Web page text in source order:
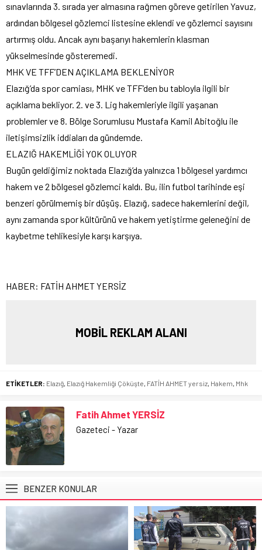
sınavlarında 3. sırada yer almasına rağmen göreve getirilen Yavuz,
ardından bölgesel gözlemci listesine eklendi ve gözlemci sayısını
artırmış oldu. Ancak aynı başarıyı hakemlerin klasman
yükselmesinde gösteremedi.
MHK VE TFF’DEN AÇIKLAMA BEKLENİYOR
Elazığ’da spor camiası, MHK ve TFF’den bu tabloyla ilgili bir
açıklama bekliyor. 2. ve 3. Lig hakemleriyle ilgili yaşanan
problemler ve 8. Bölge Sorumlusu Mustafa Kamil Abitoğlu ile
iletişimsizlik iddiaları da gündemde.
ELAZIĞ HAKEMLİĞİ YOK OLUYOR
Bugün geldiğimiz noktada Elazığ’da yalnızca 1 bölgesel yardımcı
hakem ve 2 bölgesel gözlemci kaldı. Bu, ilin futbol tarihinde eşi
benzeri görülmemiş bir düşüş. Elazığ, sadece hakemlerini değil,
aynı zamanda spor kültürünü ve hakem yetiştirme geleneğini de
kaybetme tehlikesiyle karşı karşıya.
HABER: FATİH AHMET YERSİZ
MOBİL REKLAM ALANI
ETİKETLER: Elazığ, Elazığ Hakemliği Çöküşte, FATİH AHMET yersiz, Hakem, Mhk
Fatih Ahmet YERSİZ
Gazeteci - Yazar
BENZER KONULAR